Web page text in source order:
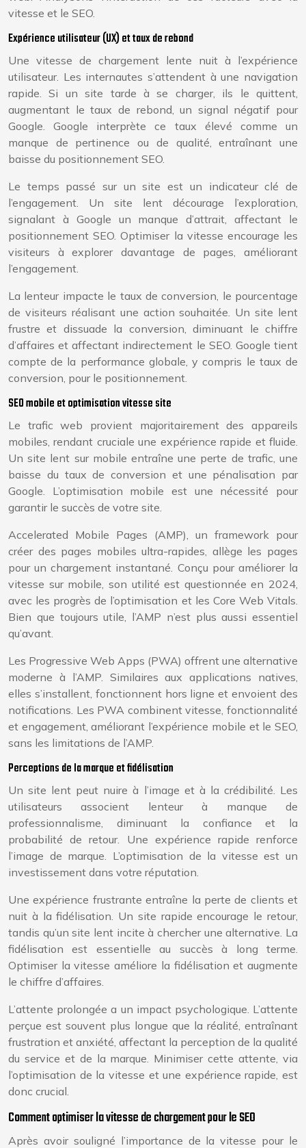
vitesse et le SEO.
Expérience utilisateur (UX) et taux de rebond
Une vitesse de chargement lente nuit à l’expérience
utilisateur. Les internautes s’attendent à une navigation
rapide. Si un site tarde à se charger, ils le quittent,
augmentant le taux de rebond, un signal négatif pour
Google. Google interprète ce taux élevé comme un
manque de pertinence ou de qualité, entraînant une
baisse du positionnement SEO.
Le temps passé sur un site est un indicateur clé de
l’engagement. Un site lent décourage l’exploration,
signalant à Google un manque d’attrait, affectant le
positionnement SEO. Optimiser la vitesse encourage les
visiteurs à explorer davantage de pages, améliorant
l’engagement.
La lenteur impacte le taux de conversion, le pourcentage
de visiteurs réalisant une action souhaitée. Un site lent
frustre et dissuade la conversion, diminuant le chiffre
d’affaires et affectant indirectement le SEO. Google tient
compte de la performance globale, y compris le taux de
conversion, pour le positionnement.
SEO mobile et optimisation vitesse site
Le trafic web provient majoritairement des appareils
mobiles, rendant cruciale une expérience rapide et fluide.
Un site lent sur mobile entraîne une perte de trafic, une
baisse du taux de conversion et une pénalisation par
Google. L’optimisation mobile est une nécessité pour
garantir le succès de votre site.
Accelerated Mobile Pages (AMP), un framework pour
créer des pages mobiles ultra-rapides, allège les pages
pour un chargement instantané. Conçu pour améliorer la
vitesse sur mobile, son utilité est questionnée en 2024,
avec les progrès de l’optimisation et les Core Web Vitals.
Bien que toujours utile, l’AMP n’est plus aussi essentiel
qu’avant.
Les Progressive Web Apps (PWA) offrent une alternative
moderne à l’AMP. Similaires aux applications natives,
elles s’installent, fonctionnent hors ligne et envoient des
notifications. Les PWA combinent vitesse, fonctionnalité
et engagement, améliorant l’expérience mobile et le SEO,
sans les limitations de l’AMP.
Perceptions de la marque et fidélisation
Un site lent peut nuire à l’image et à la crédibilité. Les
utilisateurs associent lenteur à manque de
professionnalisme, diminuant la confiance et la
probabilité de retour. Une expérience rapide renforce
l’image de marque. L’optimisation de la vitesse est un
investissement dans votre réputation.
Une expérience frustrante entraîne la perte de clients et
nuit à la fidélisation. Un site rapide encourage le retour,
tandis qu’un site lent incite à chercher une alternative. La
fidélisation est essentielle au succès à long terme.
Optimiser la vitesse améliore la fidélisation et augmente
le chiffre d’affaires.
L’attente prolongée a un impact psychologique. L’attente
perçue est souvent plus longue que la réalité, entraînant
frustration et anxiété, affectant la perception de la qualité
du service et de la marque. Minimiser cette attente, via
l’optimisation de la vitesse et une expérience rapide, est
donc crucial.
Comment optimiser la vitesse de chargement pour le SEO
Après avoir souligné l’importance de la vitesse pour le